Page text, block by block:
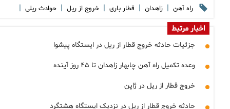
راه آهن | زاهدان | قطار باری | خروج از ریل | حوادث ریلی |
اخبار مرتبط
جزئیات حادثه خروج قطار از ریل در ایستگاه پیشوا
وعده تکمیل راه آهن چابهار زاهدان تا ۴۵ روز آینده
خروج قطار از ریل در ژاپن
حادثه خروج قطار از ریل در نزدیک ایستگاه هشتگرد